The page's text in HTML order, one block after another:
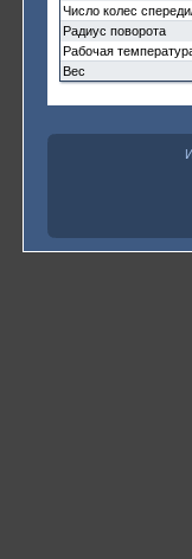
Число колес
Радиус поворота
Рабочая
Вес